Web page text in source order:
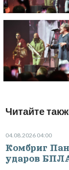
Читайте
04.08.2026 04:00
Комбриг
ударов